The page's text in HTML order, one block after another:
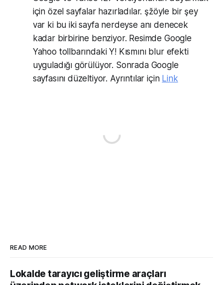
için özel sayfalar hazırladılar. şžöyle bir şey
var ki bu iki sayfa nerdeyse anı denecek
kadar birbirine benziyor. Resimde Google
Yahoo tollbarındaki Y! Kısmını blur efekti
uyguladığı görülüyor. Sonrada Google
sayfasını düzeltiyor. Ayrıntılar için Link
READ MORE
Lokalde tarayıcı geliştirme araçları